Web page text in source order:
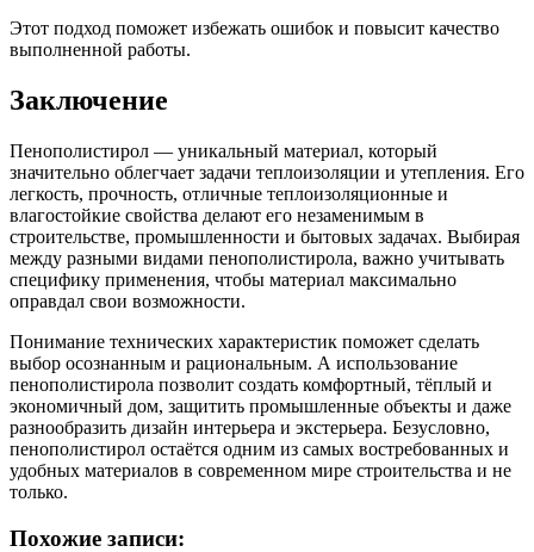
Этот подход поможет избежать ошибок и повысит качество
выполненной работы.
Заключение
Пенополистирол — уникальный материал, который
значительно облегчает задачи теплоизоляции и утепления. Его
легкость, прочность, отличные теплоизоляционные и
влагостойкие свойства делают его незаменимым в
строительстве, промышленности и бытовых задачах. Выбирая
между разными видами пенополистирола, важно учитывать
специфику применения, чтобы материал максимально
оправдал свои возможности.
Понимание технических характеристик поможет сделать
выбор осознанным и рациональным. А использование
пенополистирола позволит создать комфортный, тёплый и
экономичный дом, защитить промышленные объекты и даже
разнообразить дизайн интерьера и экстерьера. Безусловно,
пенополистирол остаётся одним из самых востребованных и
удобных материалов в современном мире строительства и не
только.
Похожие записи: